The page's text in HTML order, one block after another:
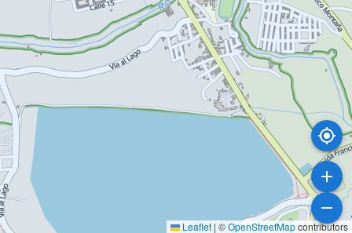
Leaflet | ©OpenStreetMapcontributors